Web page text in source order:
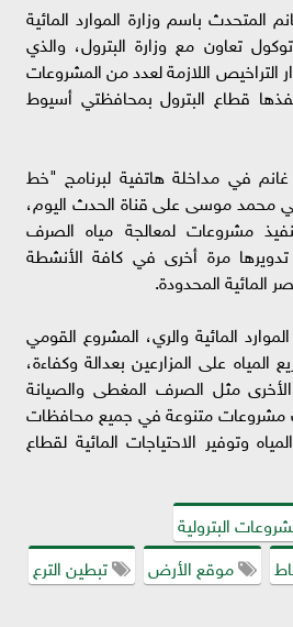
باسم وزارة الموارد المائية
تعاون مع وزارة البترول، والذي
التراخيص اللازمة لعدد من المشروعات
ينفذها قطاع البترول بمحافظتي أسيوط
في مداخلة هاتفية لبرنامج "خط
محمد موسى على قناة الحدث اليوم،
مشروعات لمعالجة مياه الصرف
تدويرها مرة أخرى في كافة الأنشطة
المائية المحدودة.
المائية والري، المشروع القومي
المياه على المزارعين بعدالة وكفاءة،
مثل الصرف المغطى والصيانة
مشروعات متنوعة في جميع محافظات
وتوفير الاحتياجات المائية لقطاع
البترولية
موقع الأرض
تبطين الترع